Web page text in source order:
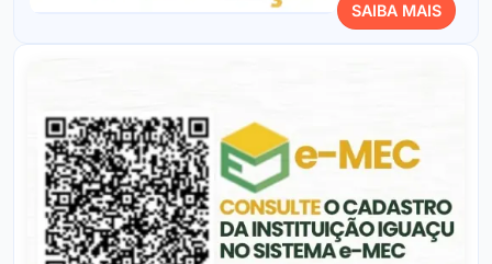
SAIBA MAIS